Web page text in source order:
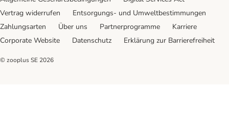
Vertrag widerrufen
Entsorgungs- und Umweltbestimmungen
Zahlungsarten
Über uns Partnerprogramme
Karriere
Corporate Website
Datenschutz Erklärung zur Barrierefreiheit
© zooplus SE 2026